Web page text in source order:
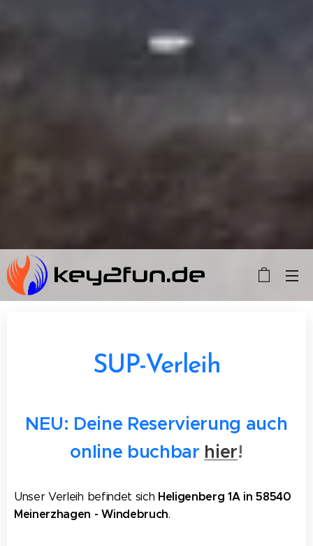
SUP-Verleih
NEU: Deine Reservierung auch
online buchbar hier!
Unser Verleih befindet sich Heligenberg 1A in 58540
Meinerzhagen - Windebruch.